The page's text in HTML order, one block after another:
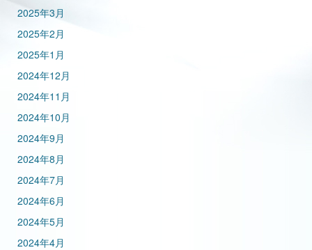
2025年3月
2025年2月
2025年1月
2024年12月
2024年11月
2024年10月
2024年9月
2024年8月
2024年7月
2024年6月
2024年5月
2024年4月